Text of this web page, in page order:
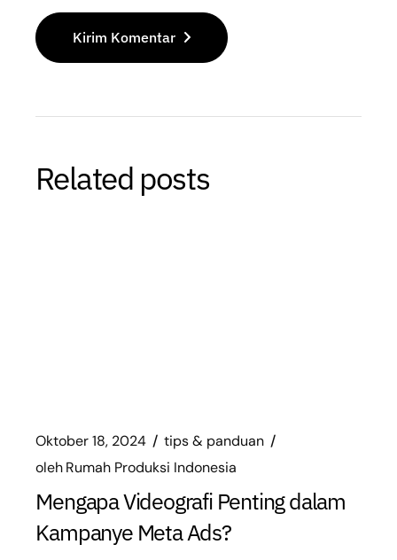
Kirim Komentar
Related posts
Oktober 18, 2024
tips & panduan
olehRumah Produksi Indonesia
Mengapa Videografi Penting dalam
Kampanye Meta Ads?